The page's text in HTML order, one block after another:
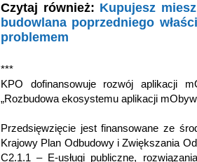
Czytaj również: Kupujesz
budowlana poprzedniego
problemem
***
KPO dofinansowuje rozwój aplikacji
„Rozbudowa ekosystemu aplikacji
Przedsięwzięcie jest finansowane ze
Krajowy Plan Odbudowy i Zwiększania
C2.1.1 – E-usługi publiczne,